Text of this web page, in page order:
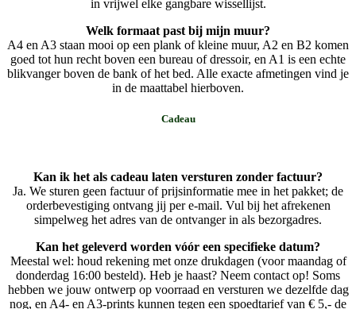
in vrijwel elke gangbare wissellijst.
Welk formaat past bij mijn muur?
A4 en A3 staan mooi op een plank of kleine muur, A2 en B2 komen
goed tot hun recht boven een bureau of dressoir, en A1 is een echte
blikvanger boven de bank of het bed. Alle exacte afmetingen vind je
in de maattabel hierboven.
Cadeau
Kan ik het als cadeau laten versturen zonder factuur?
Ja. We sturen geen factuur of prijsinformatie mee in het pakket; de
orderbevestiging ontvang jij per e-mail. Vul bij het afrekenen
simpelweg het adres van de ontvanger in als bezorgadres.
Kan het geleverd worden vóór een specifieke datum?
Meestal wel: houd rekening met onze drukdagen (voor maandag of
donderdag 16:00 besteld). Heb je haast? Neem contact op! Soms
hebben we jouw ontwerp op voorraad en versturen we dezelfde dag
nog, en A4- en A3-prints kunnen tegen een spoedtarief van € 5,- de